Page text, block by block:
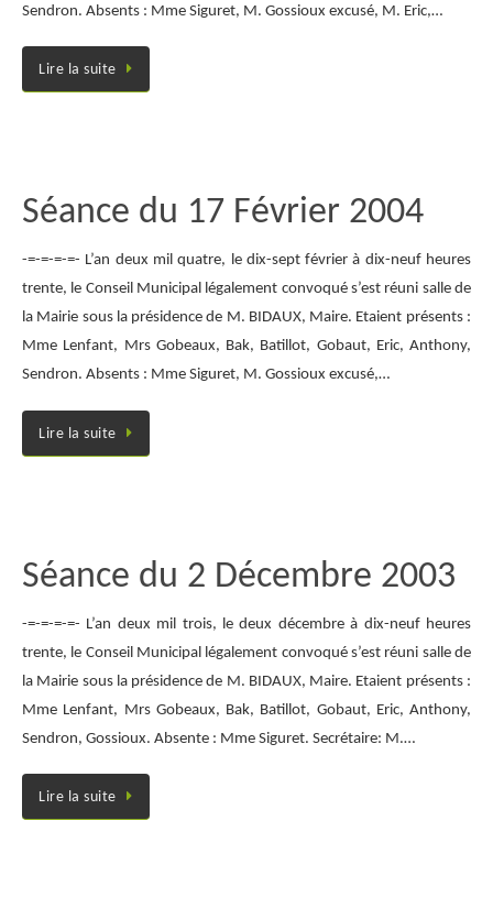
Sendron. Absents : Mme Siguret, M. Gossioux excusé, M. Eric,…
Lire la suite
Séance du 17 Février 2004
-=-=-=-=- L’an deux mil quatre, le dix-sept février à dix-neuf heures
trente, le Conseil Municipal légalement convoqué s’est réuni salle de
la Mairie sous la présidence de M. BIDAUX, Maire. Etaient présents :
Mme Lenfant, Mrs Gobeaux, Bak, Batillot, Gobaut, Eric, Anthony,
Sendron. Absents : Mme Siguret, M. Gossioux excusé,…
Lire la suite
Séance du 2 Décembre 2003
-=-=-=-=- L’an deux mil trois, le deux décembre à dix-neuf heures
trente, le Conseil Municipal légalement convoqué s’est réuni salle de
la Mairie sous la présidence de M. BIDAUX, Maire. Etaient présents :
Mme Lenfant, Mrs Gobeaux, Bak, Batillot, Gobaut, Eric, Anthony,
Sendron, Gossioux. Absente : Mme Siguret. Secrétaire: M.…
Lire la suite